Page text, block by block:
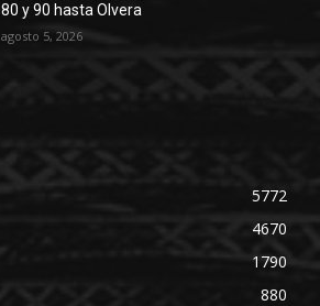
80 y 90 hasta Olvera
agosto 5, 2026
5772
4670
1790
880